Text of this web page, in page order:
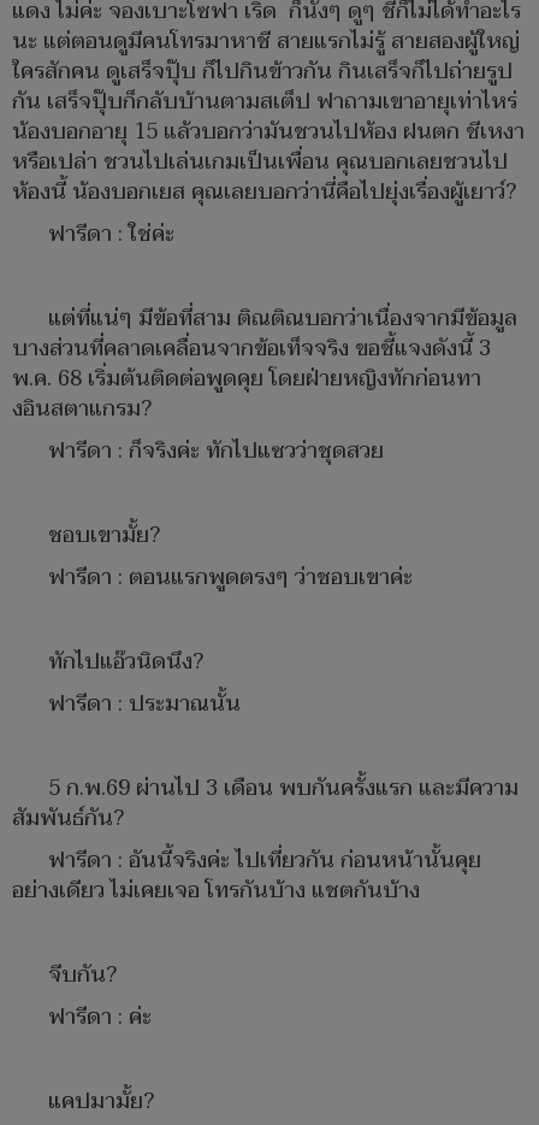
แดง ไม่ค่ะ จองเบาะโซฟา เริ่ด ก็นั่งๆ ดูๆ ชีก็ไม่ได้ทำอะไร
นะ แต่ตอนดูมีคนโทรมาหาชี สายแรกไม่รู้ สายสองผู้ใหญ่
ใครสักคน ดูเสร็จปุ๊บ ก็ไปกินข้าวกัน กินเสร็จก็ไปถ่ายรูป
กัน เสร็จปุ๊บก็กลับบ้านตามสเต็ป ฟาถามเขาอายุเท่าไหร่
น้องบอกอายุ 15 แล้วบอกว่ามันชวนไปห้อง ฝนตก ชีเหงา
หรือเปล่า ชวนไปเล่นเกมเป็นเพื่อน คุณบอกเลยชวนไป
ห้องนี้ น้องบอกเยส คุณเลยบอกว่านี่คือไปยุ่งเรื่องผู้เยาว์?
ฟารีดา : ใช่ค่ะ
แต่ที่แน่ๆ มีข้อที่สาม ติณติณบอกว่าเนื่องจากมีข้อมูล
บางส่วนที่คลาดเคลื่อนจากข้อเท็จจริง ขอชี้แจงดังนี้ 3
พ.ค. 68 เริ่มต้นติดต่อพูดคุย โดยฝ่ายหญิงทักก่อนทา
งอินสตาแกรม?
ฟารีดา : ก็จริงค่ะ ทักไปแซวว่าชุดสวย
ชอบเขามั้ย?
ฟารีดา : ตอนแรกพูดตรงๆ ว่าชอบเขาค่ะ
ทักไปแอ๊วนิดนึง?
ฟารีดา : ประมาณนั้น
5 ก.พ.69 ผ่านไป 3 เดือน พบกันครั้งแรก และมีความ
สัมพันธ์กัน?
ฟารีดา : อันนี้จริงค่ะ ไปเที่ยวกัน ก่อนหน้านั้นคุย
อย่างเดียว ไม่เคยเจอ โทรกันบ้าง แชตกันบ้าง
จีบกัน?
ฟารีดา : ค่ะ
แคปมามั้ย?